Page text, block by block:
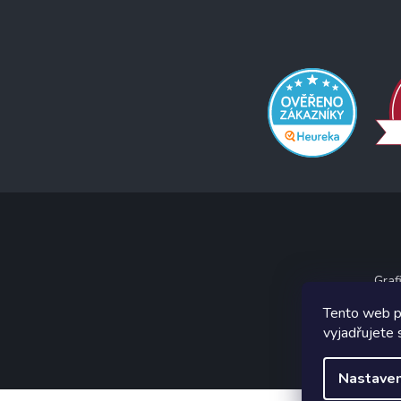
Tento web
vyjadřujete